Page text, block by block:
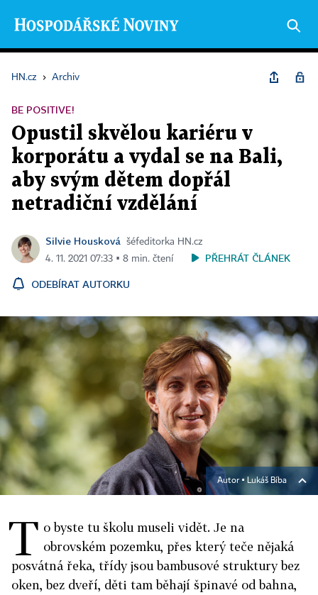
HN.cz › Archiv
BE POSITIVE!
Opustil skvělou kariéru v
korporátu a vydal se na Bali,
aby svým dětem dopřál
netradiční vzdělání
Silvie Housková
šéfeditorka HN.cz
4. 11. 2021 07:33 ▪ 8 min. čtení
PŘEHRÁT ČLÁNEK
ODEBÍRAT AUTORKU
Autor ▪ Lukáš Bíba
T o byste tu školu museli vidět. Je na
obrovském pozemku, přes který teče nějaká
posvátná řeka, třídy jsou bambusové struktury bez
oken, bez dveří, děti tam běhají špinavé od bahna,